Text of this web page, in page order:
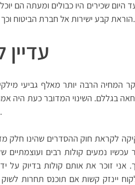
היום שכירים היו כבולים ומעתה הם
הוראת קבע ישירות אל חברת הביטוח וכך לחסוך עוד דמי תיווך.
המחיה הרבה יותר מאלף גביעי
לא יצא לפועל בגלל הבחירות.
לקראת חוק ההסדרים שהינו חלק
נמעים קולות רבים ועוצמתיים
אני זוכר את אותם קולות בדיוק על
יינזק קשות אם תוכנס תחרות